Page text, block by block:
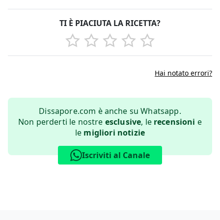
TI È PIACIUTA LA RICETTA?
Hai notato errori?
Dissapore.com è anche su Whatsapp.
Non perderti le nostre esclusive, le recensioni e
le migliori notizie
Iscriviti al Canale